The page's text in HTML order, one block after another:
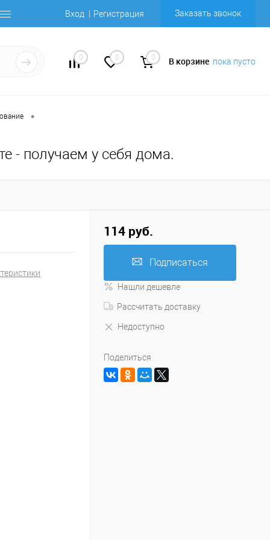
Вход Регистрация Заказать звонок
0 0 0 В корзине пока пусто
•
- получаем у себя дома.
114 руб.
Подписаться
Нашли дешевле
Рассчитать доставку
Недоступно
Поделиться